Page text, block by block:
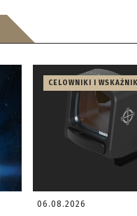
CELOWNIKI I
06.08.2026